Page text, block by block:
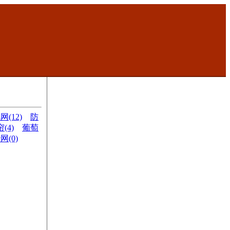
(12)
防
(4)
葡萄
(0)